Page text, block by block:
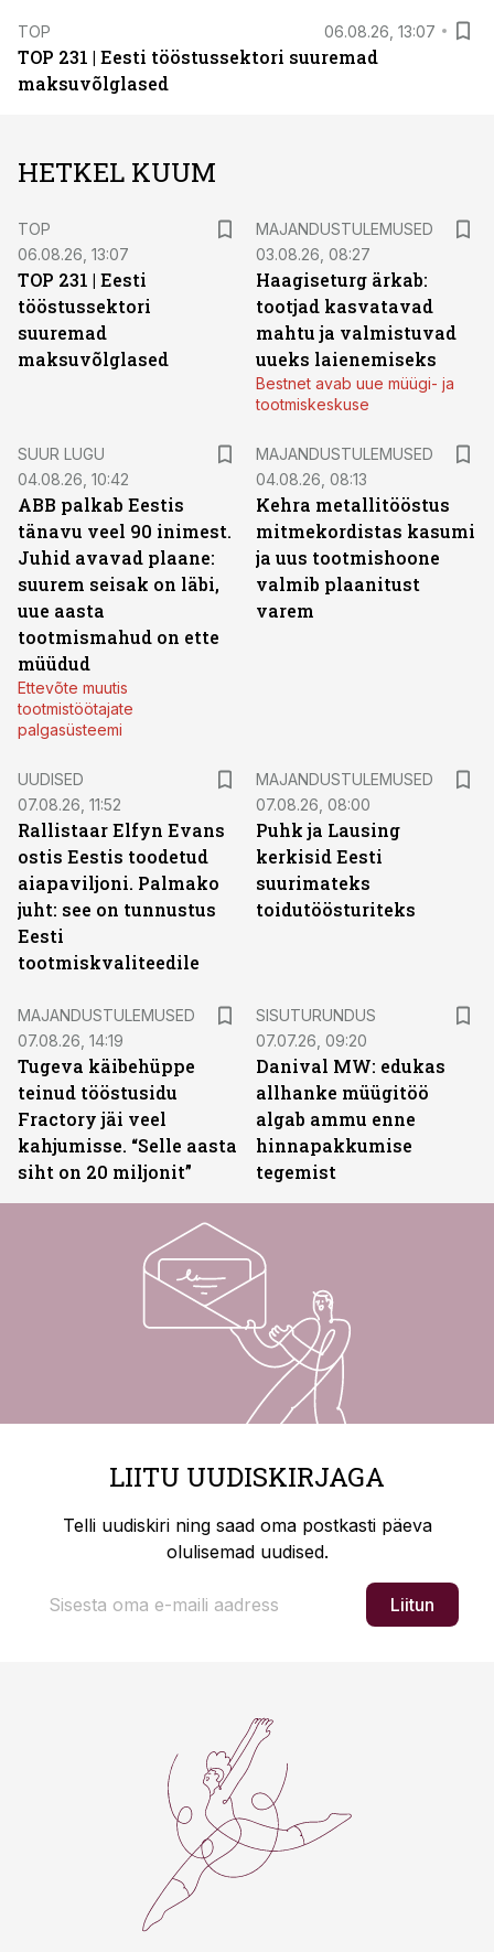
TOP 06.08.26, 13:07
TOP 231 | Eesti tööstussektori suuremad
maksuvõlglased
HETKEL KUUM
TOP
06.08.26, 13:07
TOP 231 | Eesti
tööstussektori
suuremad
maksuvõlglased
MAJANDUSTULEMUSED
03.08.26, 08:27
Haagiseturg ärkab:
tootjad kasvatavad
mahtu ja valmistuvad
uueks laienemiseks
Bestnet avab uue müügi- ja
tootmiskeskuse
SUUR LUGU
04.08.26, 10:42
ABB palkab Eestis
tänavu veel 90 inimest.
Juhid avavad plaane:
suurem seisak on läbi,
uue aasta
tootmismahud on ette
müüdud
Ettevõte muutis
tootmistöötajate
palgasüsteemi
MAJANDUSTULEMUSED
04.08.26, 08:13
Kehra metallitööstus
mitmekordistas kasumi
ja uus tootmishoone
valmib plaanitust
varem
UUDISED
07.08.26, 11:52
Rallistaar Elfyn Evans
ostis Eestis toodetud
aiapaviljoni. Palmako
juht: see on tunnustus
Eesti
tootmiskvaliteedile
MAJANDUSTULEMUSED
07.08.26, 08:00
Puhk ja Lausing
kerkisid Eesti
suurimateks
toidutöösturiteks
MAJANDUSTULEMUSED
07.08.26, 14:19
Tugeva käibehüppe
teinud tööstusidu
Fractory jäi veel
kahjumisse. “Selle aasta
siht on 20 miljonit”
SISUTURUNDUS
07.07.26, 09:20
Danival MW: edukas
allhanke müügitöö
algab ammu enne
hinnapakkumise
tegemist
LIITU UUDISKIRJAGA
Telli uudiskiri ning saad oma postkasti päeva
olulisemad uudised.
Liitun